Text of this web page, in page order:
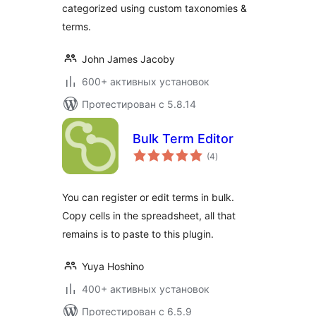
categorized using custom taxonomies &
terms.
John James Jacoby
600+ активных установок
Протестирован с 5.8.14
Bulk Term Editor
(4общий
рейтинг
)
You can register or edit terms in bulk.
Copy cells in the spreadsheet, all that
remains is to paste to this plugin.
Yuya Hoshino
400+ активных установок
Протестирован с 6.5.9